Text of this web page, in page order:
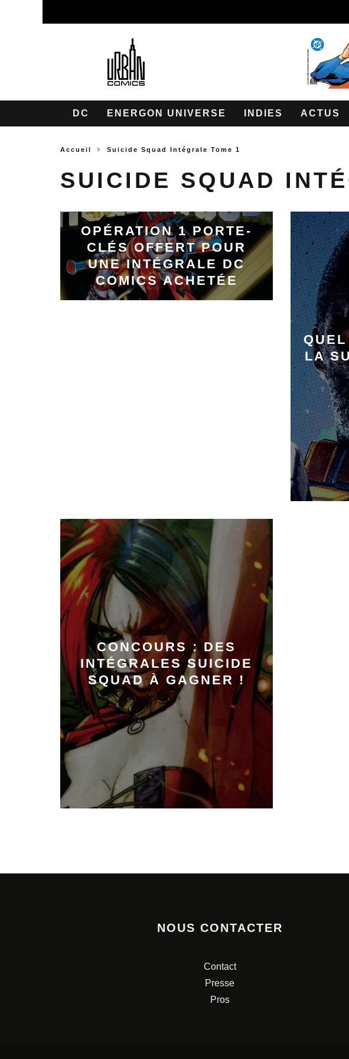
DC ENERGON UNIVERSE INDIES ACTUS
Accueil Suicide Squad Intégrale Tome 1
SUICIDE SQUAD
OPÉRATION 1 PORTE-
CLÉS OFFERT POUR
UNE INTÉGRALE DC
COMICS ACHETÉE
LA
CONCOURS : DES
INTÉGRALES SUICIDE
SQUAD À GAGNER !
NOUS CONTACTER
Contact
Presse
Pros